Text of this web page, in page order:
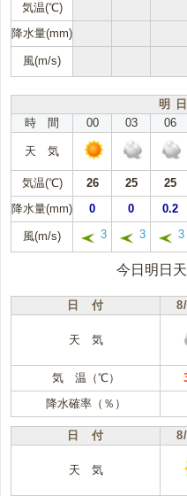
気温(℃)
降水量(mm)
風(m/s)
明
時 間
00 03 06
天 気
気温(℃) 26 25 25
降水量(mm)
0 0 0.2
風(m/s) 3 3 3
今日明日
日 付
天 気
気 温（℃）
降水確率（％）
日 付
天 気